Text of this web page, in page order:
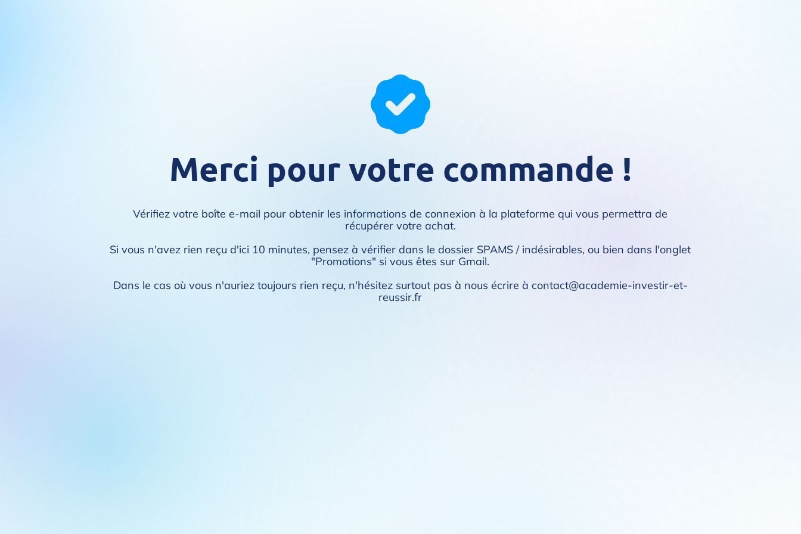
Merci pour votre commande !
Vérifiez votre boîte e-mail pour obtenir les informations de connexion à la plateforme qui vous permettra de
récupérer votre achat.
Si vous n'avez rien reçu d'ici 10 minutes, pensez à vérifier dans le dossier SPAMS / indésirables, ou bien dans l'onglet
"Promotions" si vous êtes sur Gmail.
Dans le cas où vous n'auriez toujours rien reçu, n'hésitez surtout pas à nous écrire à contact@academie-investir-et-
reussir.fr